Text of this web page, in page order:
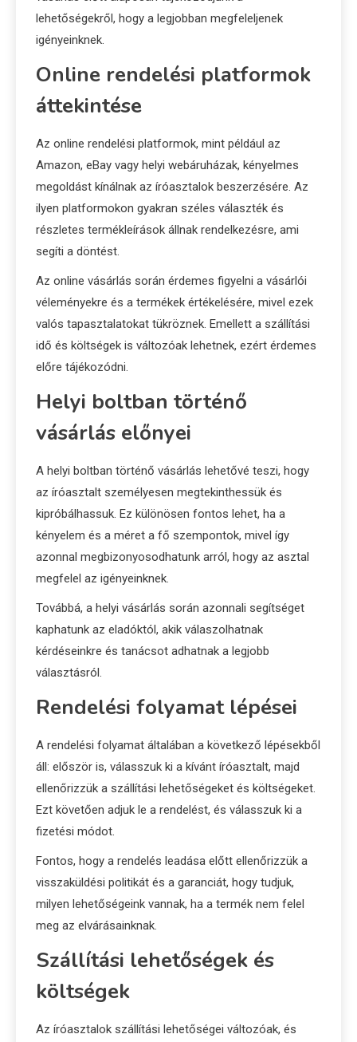
lehetőségekről, hogy a legjobban megfeleljenek
igényeinknek.
Online rendelési platformok
áttekintése
Az online rendelési platformok, mint például az
Amazon, eBay vagy helyi webáruházak, kényelmes
megoldást kínálnak az íróasztalok beszerzésére. Az
ilyen platformokon gyakran széles választék és
részletes termékleírások állnak rendelkezésre, ami
segíti a döntést.
Az online vásárlás során érdemes figyelni a vásárlói
véleményekre és a termékek értékelésére, mivel ezek
valós tapasztalatokat tükröznek. Emellett a szállítási
idő és költségek is változóak lehetnek, ezért érdemes
előre tájékozódni.
Helyi boltban történő
vásárlás előnyei
A helyi boltban történő vásárlás lehetővé teszi, hogy
az íróasztalt személyesen megtekinthessük és
kipróbálhassuk. Ez különösen fontos lehet, ha a
kényelem és a méret a fő szempontok, mivel így
azonnal megbizonyosodhatunk arról, hogy az asztal
megfelel az igényeinknek.
Továbbá, a helyi vásárlás során azonnali segítséget
kaphatunk az eladóktól, akik válaszolhatnak
kérdéseinkre és tanácsot adhatnak a legjobb
választásról.
Rendelési folyamat lépései
A rendelési folyamat általában a következő lépésekből
áll: először is, válasszuk ki a kívánt íróasztalt, majd
ellenőrizzük a szállítási lehetőségeket és költségeket.
Ezt követően adjuk le a rendelést, és válasszuk ki a
fizetési módot.
Fontos, hogy a rendelés leadása előtt ellenőrizzük a
visszaküldési politikát és a garanciát, hogy tudjuk,
milyen lehetőségeink vannak, ha a termék nem felel
meg az elvárásainknak.
Szállítási lehetőségek és
költségek
Az íróasztalok szállítási lehetőségei változóak, és